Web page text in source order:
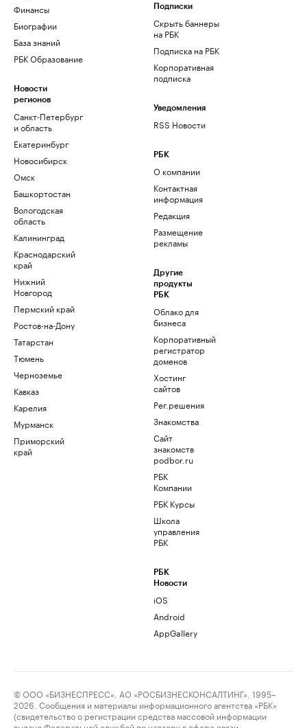
Финансы
Биографии
База знаний
РБК Образование
Новости
регионов
Санкт-Петербург
и область
Екатеринбург
Новосибирск
Омск
Башкортостан
Вологодская
область
Калининград
Краснодарский
край
Нижний
Новгород
Пермский край
Ростов-на-Дону
Татарстан
Тюмень
Черноземье
Кавказ
Карелия
Мурманск
Приморский
край
Подписки
Скрыть баннеры
на РБК
Подписка на РБК
Корпоративная
подписка
Уведомления
RSS Новости
РБК
О компании
Контактная
информация
Редакция
Размещение
рекламы
Другие
продукты
РБК
Облако для
бизнеса
Корпоративный
регистратор
доменов
Хостинг
сайтов
Рег.решения
Знакомства
Сайт
знакомств
podbor.ru
РБК
Компании
РБК Курсы
Школа
управления
РБК
РБК
Новости
iOS
Android
AppGallery
© ООО «БИЗНЕСПРЕСС», АО «РОСБИЗНЕСКОНСАЛТИНГ», 1995–
2026. Сообщения и материалы информационного агентства «РБК»
(свидетельство о регистрации средства массовой информации